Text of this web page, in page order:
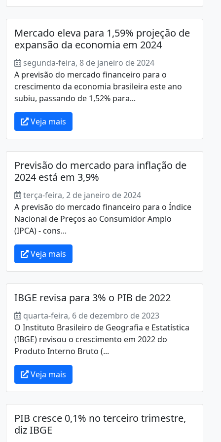
Mercado eleva para 1,59% projeção de
expansão da economia em 2024
segunda-feira, 8 de janeiro de 2024
A previsão do mercado financeiro para o
crescimento da economia brasileira este ano
subiu, passando de 1,52% para...
Veja mais
Previsão do mercado para inflação de
2024 está em 3,9%
terça-feira, 2 de janeiro de 2024
A previsão do mercado financeiro para o Índice
Nacional de Preços ao Consumidor Amplo
(IPCA) - cons...
Veja mais
IBGE revisa para 3% o PIB de 2022
quarta-feira, 6 de dezembro de 2023
O Instituto Brasileiro de Geografia e Estatística
(IBGE) revisou o crescimento em 2022 do
Produto Interno Bruto (...
Veja mais
PIB cresce 0,1% no terceiro trimestre,
diz IBGE